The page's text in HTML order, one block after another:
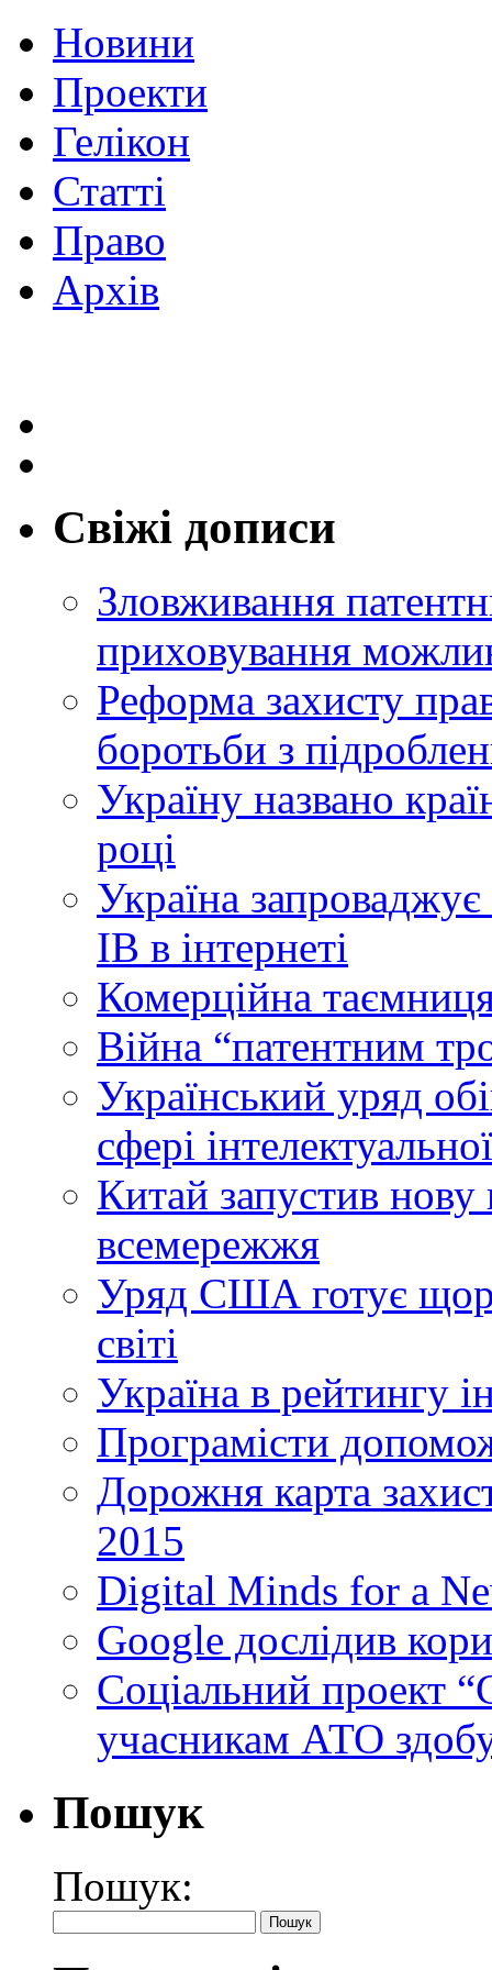
Новини
Проекти
Гелікон
Статті
Право
Архів
Свіжі дописи
Зловживання
приховування
Реформа захисту
боротьби з
Україну названо
році
Україна
ІВ в інтернеті
Комерційна
Війна “патентним
Український уряд
сфері
Китай запустив
всемережжя
Уряд США готує
світі
Україна в рейтингу
Програмісти
Дорожня карта
2015
Digital Minds for a
Google дослідив
Cоціальний проект
учасникам АТО
Пошук
Пошук: